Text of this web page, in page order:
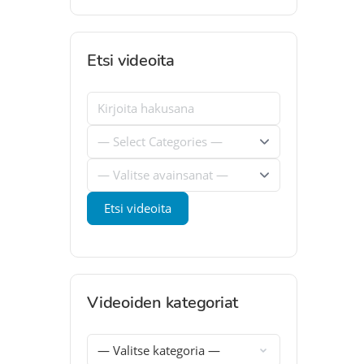
Etsi videoita
Videoiden kategoriat